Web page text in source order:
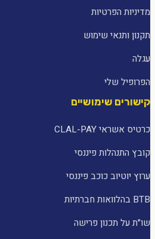
מדיניות הפרטיות
תקנון ותנאי שימוש
עגלה
הפרופיל שלי
קישורים שימושיים
כרטיס אשראי CLAL-PAY
קובץ התנהלות פיננסי
ערוץ יוטיוב כוכב פיננסי
BTB בהלוואות חברתיות
שו״ת על תכנון פרישה